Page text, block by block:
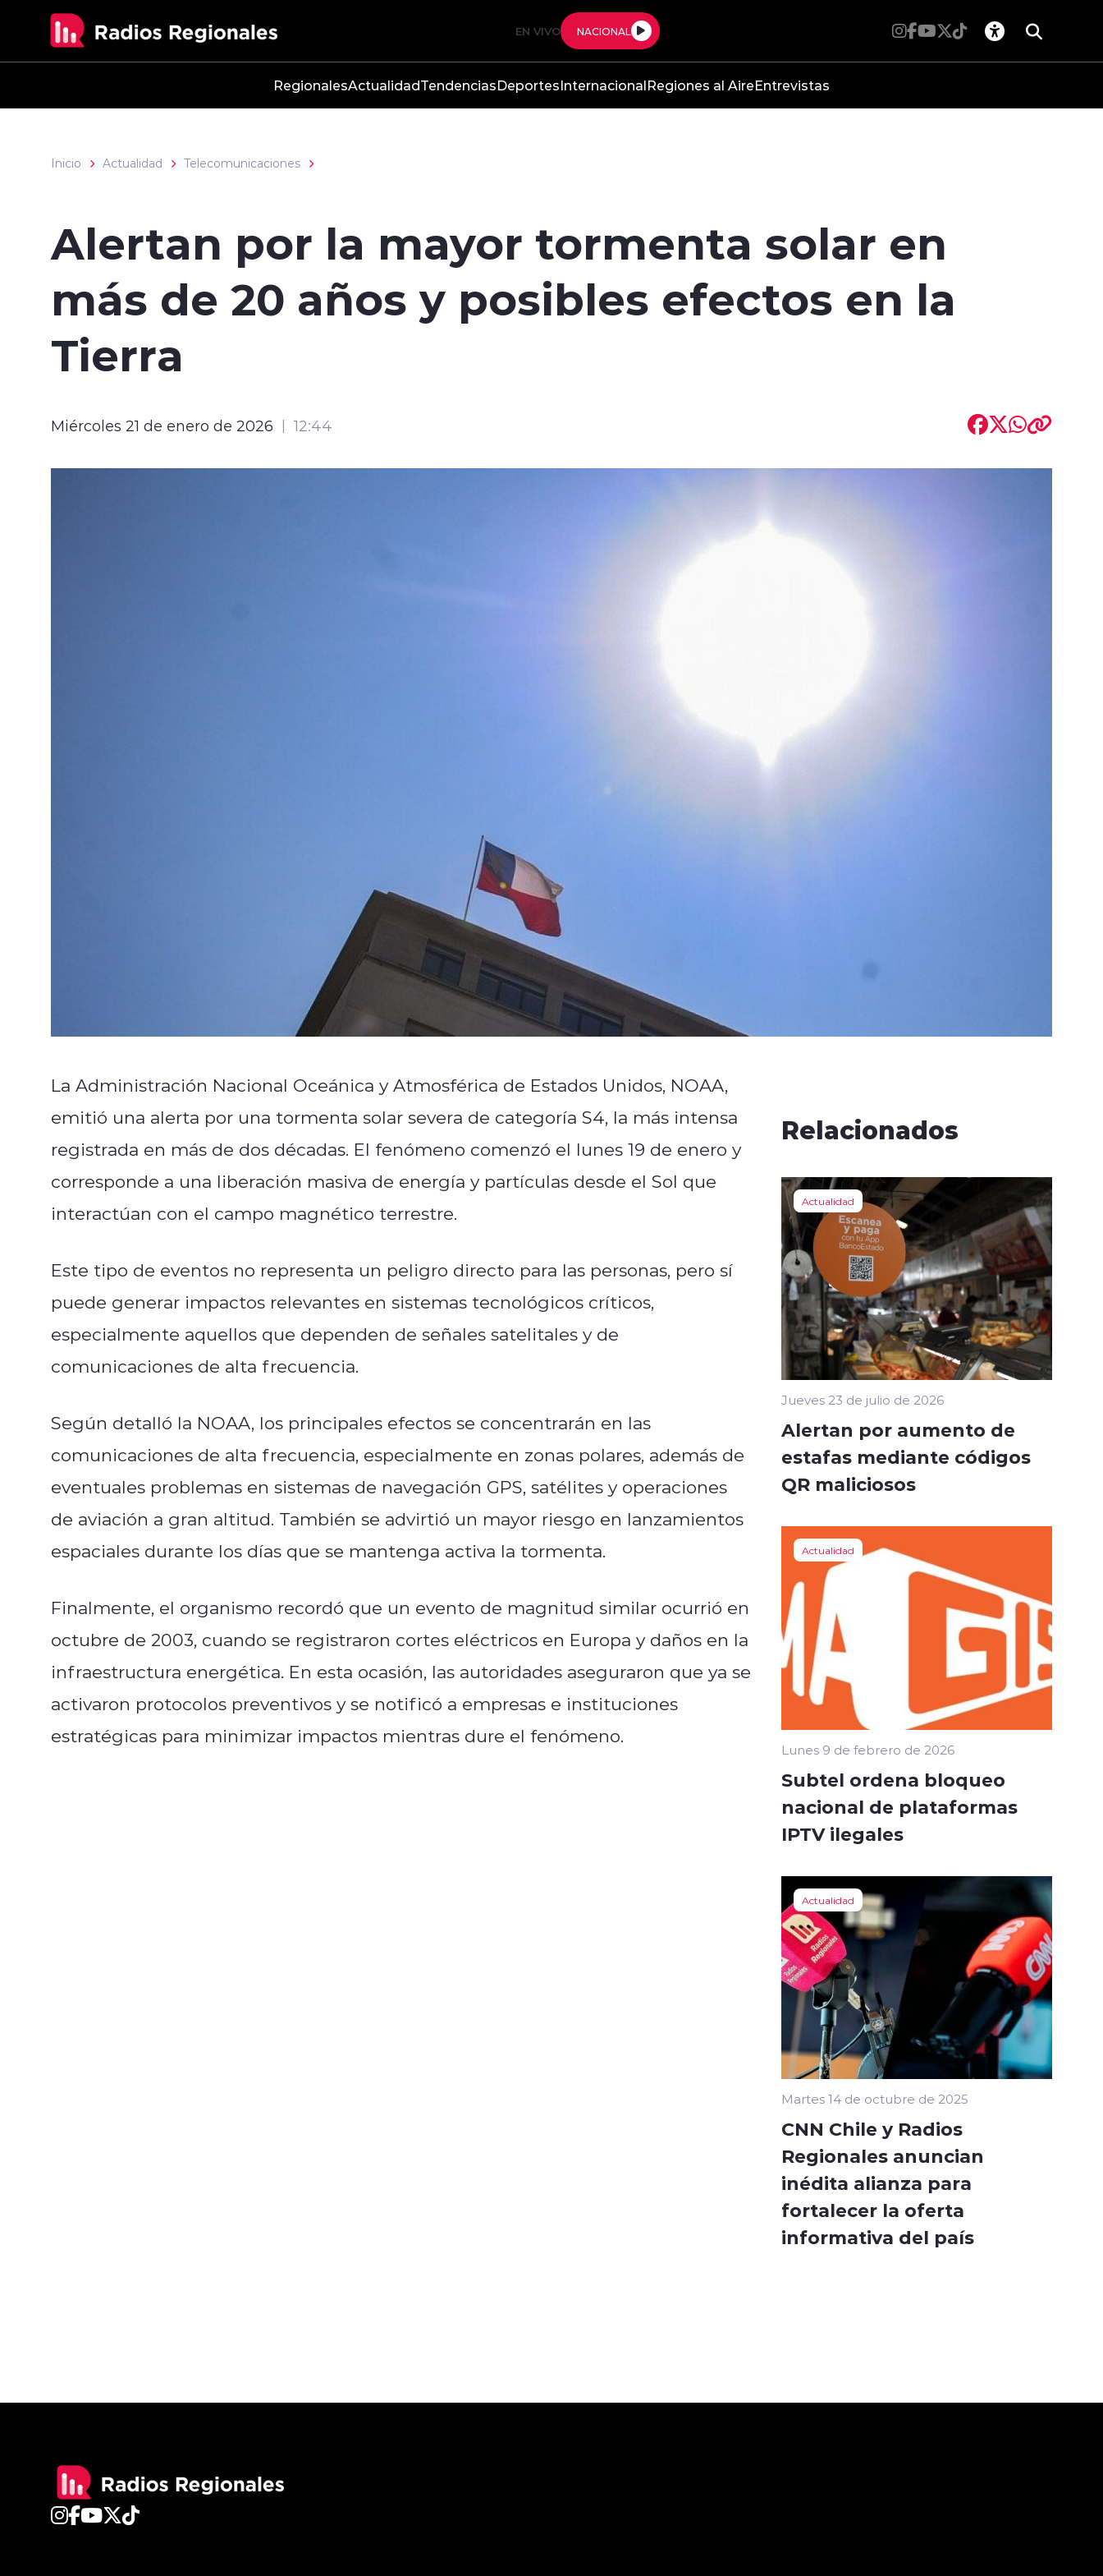
EN VIVO NACIONAL
RegionalesActualidadTendenciasDeportesInternacionalRegiones al AireEntrevistas
Inicio Actualidad Telecomunicaciones
Alertan por la mayor tormenta solar en
más de 20 años y posibles efectos en la
Tierra
Miércoles 21 de enero de 2026 12:44
La Administración Nacional Oceánica y Atmosférica de Estados Unidos, NOAA,
emitió una alerta por una tormenta solar severa de categoría S4, la más intensa
registrada en más de dos décadas. El fenómeno comenzó el lunes 19 de enero y
corresponde a una liberación masiva de energía y partículas desde el Sol que
interactúan con el campo magnético terrestre.
Este tipo de eventos no representa un peligro directo para las personas, pero sí
puede generar impactos relevantes en sistemas tecnológicos críticos,
especialmente aquellos que dependen de señales satelitales y de
comunicaciones de alta frecuencia.
Según detalló la NOAA, los principales efectos se concentrarán en las
comunicaciones de alta frecuencia, especialmente en zonas polares, además de
eventuales problemas en sistemas de navegación GPS, satélites y operaciones
de aviación a gran altitud. También se advirtió un mayor riesgo en lanzamientos
espaciales durante los días que se mantenga activa la tormenta.
Finalmente, el organismo recordó que un evento de magnitud similar ocurrió en
octubre de 2003, cuando se registraron cortes eléctricos en Europa y daños en la
infraestructura energética. En esta ocasión, las autoridades aseguraron que ya se
activaron protocolos preventivos y se notificó a empresas e instituciones
estratégicas para minimizar impactos mientras dure el fenómeno.
Relacionados
Actualidad
Jueves 23 de julio de 2026
Alertan por aumento de
estafas mediante códigos
QR maliciosos
Actualidad
Lunes 9 de febrero de 2026
Subtel ordena bloqueo
nacional de plataformas
IPTV ilegales
Actualidad
Martes 14 de octubre de 2025
CNN Chile y Radios
Regionales anuncian
inédita alianza para
fortalecer la oferta
informativa del país